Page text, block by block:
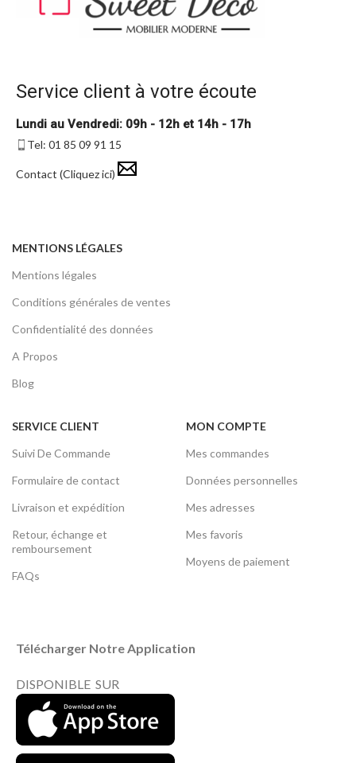
Service client à votre écoute
Lundi au Vendredi: 09h - 12h et 14h - 17h
Tel: 01 85 09 91 15
Contact (Cliquez ici)
MENTIONS LÉGALES
Mentions légales
Conditions générales de ventes
Confidentialité des données
A Propos
Blog
SERVICE CLIENT
Suivi De Commande
Formulaire de contact
Livraison et expédition
Retour, échange et
remboursement
FAQs
MON COMPTE
Mes commandes
Données personnelles
Mes adresses
Mes favoris
Moyens de paiement
Télécharger Notre Application
DISPONIBLE SUR